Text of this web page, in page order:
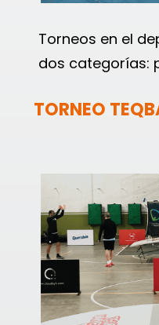
Torneos en el
dos categorías:
TORNEO